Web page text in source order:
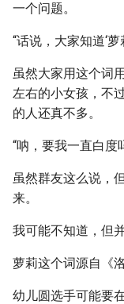
一个问题。
“话说，大家知道‘
虽然大家用这个词
左右的小女孩，不
的人还真不多。
“呐，要我一直白度
虽然群友这么说，
来。
我可能不知道，但
萝莉这个词源自《
幼儿圆选手可能要